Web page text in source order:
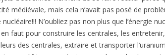
médiévale, mais cela n’avait pas posé de
N’oubliez pas non plus que l’énergie
faut pour construire les centrales, les
des centrales, extraire et transporter